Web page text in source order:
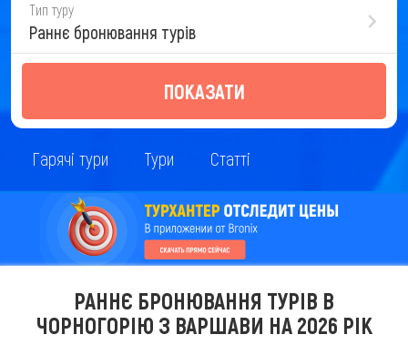
Тип туру
Раннє бронювання турів
ПОКАЗАТИ
Гарячі тури Тури Статті
РАННЄ БРОНЮВАННЯ ТУРІВ В
ЧОРНОГОРІЮ З ВАРШАВИ НА 2026 РІК